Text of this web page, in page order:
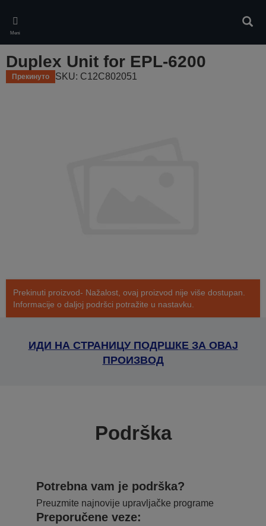
main
content
Meni
Duplex Unit for EPL-6200
Прекинуто SKU: C12C802051
Prekinuti proizvod- Nažalost, ovaj proizvod nije više dostupan.
Informacije o daljoj podršci potražite u nastavku.
ИДИ НА СТРАНИЦУ ПОДРШКЕ ЗА ОВАЈ
ПРОИЗВОД
Podrška
Potrebna vam je podrška?
Preuzmite najnovije upravljačke programe
Preporučene veze: